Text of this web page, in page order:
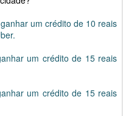
um crédito de 10 reais
um crédito de 15 reais
um crédito de 15 reais